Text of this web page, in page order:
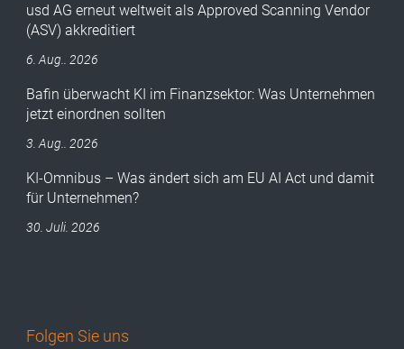
usd AG erneut weltweit als Approved Scanning Vendor
(ASV) akkreditiert
6. Aug.. 2026
Bafin überwacht KI im Finanzsektor: Was Unternehmen
jetzt einordnen sollten
3. Aug.. 2026
KI-Omnibus – Was ändert sich am EU AI Act und damit
für Unternehmen?
30. Juli. 2026
Folgen Sie uns